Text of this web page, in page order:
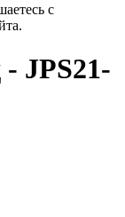
с
JPS21-